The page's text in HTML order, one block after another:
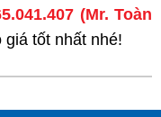
(Mr. Toàn
tốt nhất nhé!